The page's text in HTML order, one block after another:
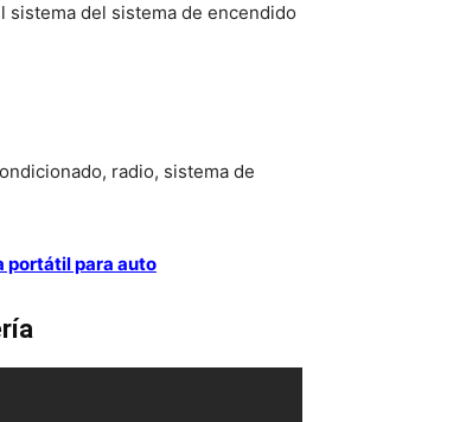
sistema del sistema de encendido
radio, sistema de
portátil para auto